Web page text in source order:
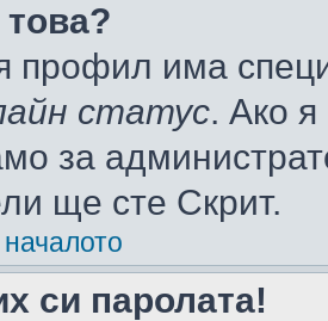
това?
профил има
статус. Ако
за
ще сте Скрит.
си паролата!